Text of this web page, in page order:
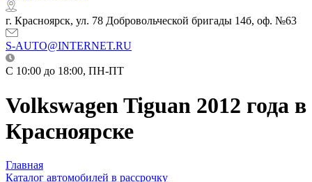
г. Красноярск, ул. 78 Добровольческой бригады 14б, оф. №63
S-AUTO@INTERNET.RU
C 10:00 до 18:00, ПН-ПТ
Volkswagen Tiguan 2012 года в
Красноярске
Главная
Каталог автомобилей в рассрочку